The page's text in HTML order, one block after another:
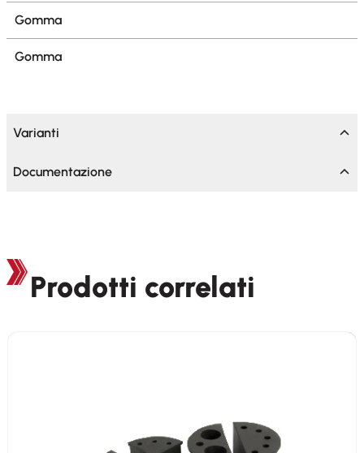
Gomma
Gomma
Varianti
Documentazione
Prodotti correlati